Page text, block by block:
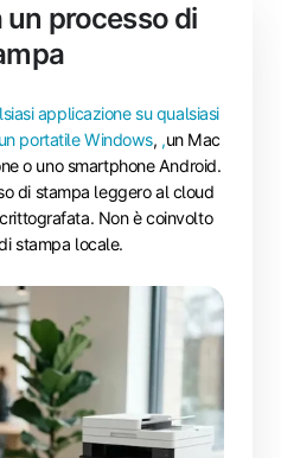
un processo di
applicazione su qualsiasi
un portatile Windows, ,un Mac
o uno smartphone Android.
di stampa leggero al cloud
Non è coinvolto
stampa locale.